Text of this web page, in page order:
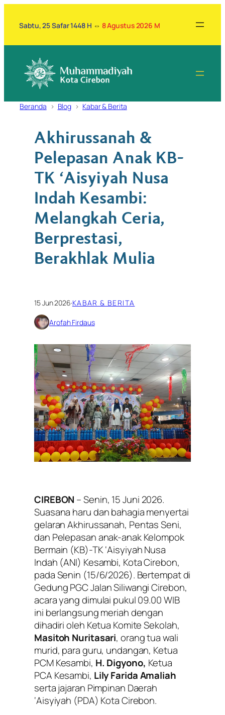
Sabtu, 25 Safar 1448 H ⇔ 8 Agustus 2026 M
Beranda Blog Kabar & Berita
Akhirussanah &
Pelepasan Anak KB-
TK ‘Aisyiyah Nusa
Indah Kesambi:
Melangkah Ceria,
Berprestasi,
Berakhlak Mulia
15 Jun 2026·KABAR & BERITA
Arofah Firdaus
CIREBON – Senin, 15 Juni 2026.
Suasana haru dan bahagia menyertai
gelaranAkhirussanah, Pentas Seni,
dan Pelepasan anak-anak Kelompok
Bermain (KB)-TK ‘Aisyiyah Nusa
Indah (ANI) Kesambi, Kota Cirebon,
pada Senin (15/6/2026). Bertempat di
Gedung PGC Jalan Siliwangi Cirebon,
acara yang dimulai pukul 09.00 WIB
ini berlangsung meriah dengan
dihadiri oleh Ketua Komite Sekolah,
Masitoh Nuritasari, orang tua wali
murid, para guru, undangan, Ketua
PCM Kesambi, H. Digyono, Ketua
PCA Kesambi, Lily Farida Amaliah
serta jajaran Pimpinan Daerah
‘Aisyiyah (PDA) Kota Cirebon.